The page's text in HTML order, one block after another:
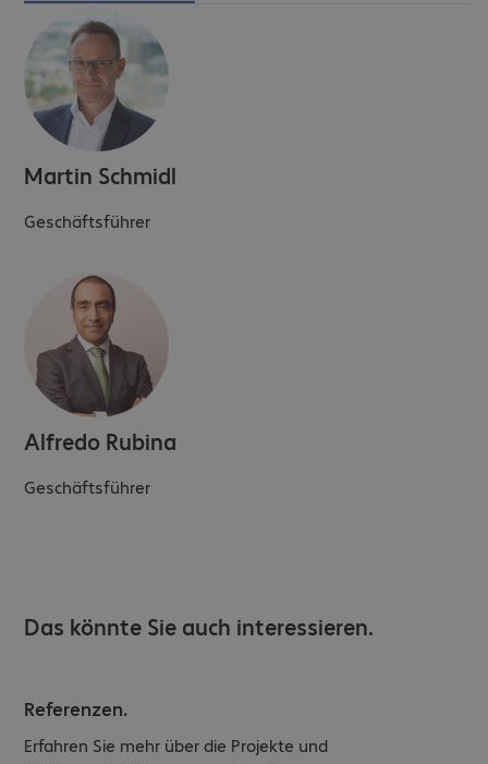
Martin Schmidl
Geschäftsführer
Alfredo Rubina
Geschäftsführer
Das könnte Sie auch interessieren.
Referenzen.
Erfahren Sie mehr über die Projekte und